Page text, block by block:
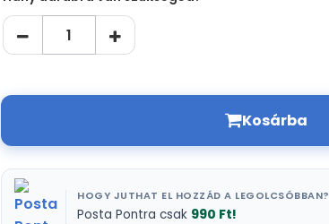
Kosárba
HOGY JUTHAT EL HOZZÁD A LEGOLCSÓBBAN?
Posta Pontra csak 990 Ft!